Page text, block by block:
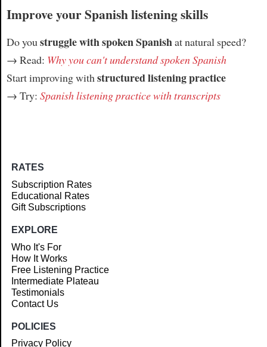
Improve your Spanish listening skills
Do you struggle with spoken Spanishat natural speed?
→ Read: Why you can't understand spoken Spanish
Start improving with structured listening practice
→ Try: Spanish listening practice with transcripts
RATES
Subscription Rates
Educational Rates
Gift Subscriptions
EXPLORE
Who It's For
How It Works
Free Listening Practice
Intermediate Plateau
Testimonials
Contact Us
POLICIES
Privacy Policy